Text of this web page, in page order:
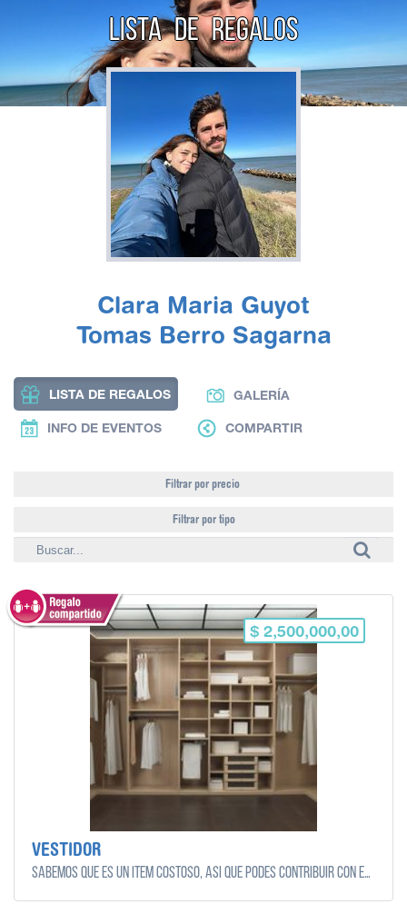
LISTA DE REGALOS
Clara Maria Guyot
Tomas Berro Sagarna
LISTA DE REGALOS GALERÍA
INFO DE EVENTOS COMPARTIR
Filtrar por precio
Filtrar por tipo
$ 2,500,000,00
VESTIDOR
Sabemos que es un ítem costoso, así que podes contribuir con el monto que quieras y puedas!